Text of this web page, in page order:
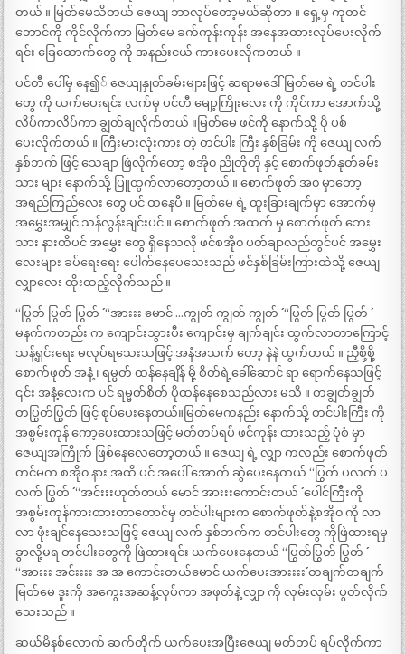
တယ် ။ မြတ်မေသိတယ် ဇေယျ ဘာလုပ်တော့မယ်ဆိုတာ ။ ရှေ့မှ ကုတင်
ဘောင်ကို ကိုင်လိုက်ကာ မြတ်မေ ခက်ကုန်းကုန်း အနေအထားလုပ်ပေးလိုက်
ရင်း ခြေထောက်တွေ ကို အနည်းငယ် ကားပေးလိုကတယ် ။
ပင်တီ ပေါ်မှ နေ၍် ဇေယျနှုတ်ခမ်းများဖြင့် ဆရာမဒေါ်မြတ်မေ ရဲ့ တင်ပါး
တွေ ကို ယက်ပေးရင်း လက်မှ ပင်တီ မျော့ကြိုးလေး ကို ကိုင်ကာ အောက်သို့
လိပ်ကာလိပ်ကာ ချွတ်ချလိုက်တယ် ။မြတ်မေ ဖင်ကို နောက်သို့ ပို ပစ်
ပေးလိုက်တယ် ။ ကြီးမားလုံးကား တဲ့ တင်ပါး ကြီး နှစ်ခြမ်း ကို ဇေယျ လက်
နှစ်ဘက် ဖြင့် သေချာ ဖြဲလိုက်တော့ စအို၀ ညိုတိုတို နှင့် စောက်ဖုတ်နုတ်ခမ်း
သား များ နောက်သို့ ပြူထွက်လာတော့တယ် ။ စောက်ဖုတ် အ၀ မှာတော့
အရည်ကြည်လေး တွေ ပင် ထနေပီ ။ မြတ်မေ ရဲ့ ထူးခြားချက်မှာ အောက်မှ
အမွှေးအမျှင် သန်လွန်းချင်းပင် ။ စောက်ဖုတ် အထက် မှ စောက်ဖုတ် ဘေး
သား နားထိပင် အမွှေး တွေ ရှိနေသလို ဖင်စအို၀ ပတ်ချာလည်တွင်ပင် အမွှေး
လေးများ ခပ်ရေးရေး ပေါက်နေပေသေးသည် ဖင်နှစ်ခြမ်းကြားထဲသို့ ဇေယျ
လျှာလေး ထိုးထည့်လိုက်သည် ။
“ပြွတ် ပြွတ် ပြွတ် ´´ “အားးး မောင် …ကျွတ် ကျွတ် ကျွတ် ´´ “ပြွတ် ပြွတ် ပြွတ် ´´
မနက်ကတည်း က ကျောင်းသွားပီး ကျောင်းမှ ချက်ချင်း ထွက်လာတာကြောင့်
သန့်ရှင်းရေး မလုပ်ရသေးသဖြင့် အနံအသက် တော့ နဲနဲ ထွက်တယ် ။ ညှီစို့စို့
စောက်ဖုတ် အနံ့ ၊ ရမ္မတ် ထန်နေချိန် မို့ စိတ်ရဲ့ခေါ်ဆောင် ရာ ရောက်နေသဖြင့်
၎င်း အနံ့လေးက ပင် ရမ္မတ်စိတ် ပိုထန်နေစေသည်လား မသိ ။ တချွတ်ချွတ်
တပြွတ်ပြွတ် ဖြင့် စုပ်ပေးနေတယ်။မြတ်မေကနည်း နောက်သို့ တင်ပါးကြီး ကို
အစွမ်းကုန် ကော့ပေးထားသဖြင့် မတ်တပ်ရပ် ဖင်ကုန်း ထားသည့် ပုံစံ မှာ
ဇေယျအကြိုက် ဖြစ်နေလေတော့တယ် ။ ဇေယျ ရဲ့ လျှာ ကလည်း စောက်ဖုတ်
တင်မက စအို၀ နား အထိ ပင် အပေါ် အောက် ဆွဲပေးနေတယ် “ပြွတ် ပလက် ပ
လက် ပြွတ် ´´ “အင်းးးဟုတ်တယ် မောင် အားးးကောင်းတယ် ´´ ပေါင်ကြီးကို
အစွမ်းကုန်ကားထားတာတောင်မှ တင်ပါးများက စောက်ဖုတ်နဲ့စအို၀ ကို လာ
လာ ဖုံးချင်နေသေးသဖြင့် ဇေယျ လက် နှစ်ဘက်က တင်ပါးတွေ ကိုဖြဲထားရမှ
ခွာလို့မရ တင်ပါးတွေကို ဖြဲထားရင်း ယက်ပေးနေတယ် “ပြွတ်ပြွတ် ပြွတ် ´´
“အားးး အင်းးးး အ အ ကောင်းတယ်မောင် ယက်ပေးအားးးး´´ တချက်တချက်
မြတ်မေ ဒူးကို အကွေးအဆန့်လုပ်ကာ အဖုတ်နဲ့ လျှာ ကို လှမ်းလှမ်း ပွတ်လိုက်
သေးသည် ။
ဆယ်မိနစ်လောက် ဆက်တိုက် ယက်ပေးအပြီးဇေယျ မတ်တပ် ရပ်လိုက်ကာ